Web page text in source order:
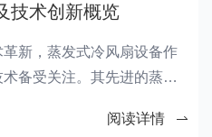
技术创新概览
新，蒸发式冷风扇设备作
备受关注。其先进的蒸发
趋势。
阅读详情